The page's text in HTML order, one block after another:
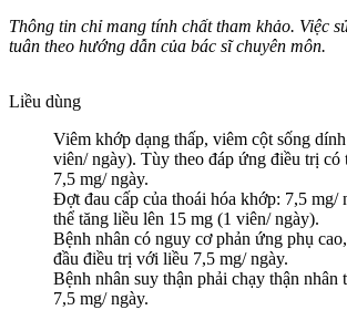
Thông tin chỉ mang tính chất tham khảo. Việc
tuân theo hướng dẫn của bác sĩ chuyên môn.
Liều dùng
Viêm khớp dạng thấp, viêm cột sống
viên/ ngày). Tùy theo đáp ứng điều trị có
7,5 mg/ ngày.
Đợt đau cấp của thoái hóa khớp: 7,5 mg/
thể tăng liều lên 15 mg (1 viên/ ngày).
Bệnh nhân có nguy cơ phản ứng phụ
đầu điều trị với liều 7,5 mg/ ngày.
Bệnh nhân suy thận phải chạy thận nhân
7,5 mg/ ngày.